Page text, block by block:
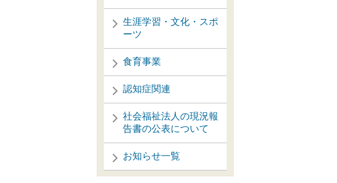
生涯学習・文化・スポ
ーツ
食育事業
認知症関連
社会福祉法人の現況報
告書の公表について
お知らせ一覧